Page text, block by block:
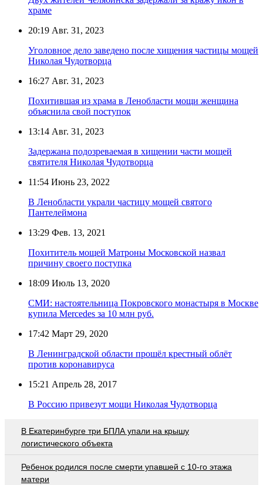
храме
20:19 Авг. 31, 2023
Уголовное дело заведено после хищения частицы мощей
Николая Чудотворца
16:27 Авг. 31, 2023
Похитившая из храма в Ленобласти мощи женщина
объяснила свой поступок
13:14 Авг. 31, 2023
Задержана подозреваемая в хищении части мощей
святителя Николая Чудотворца
11:54 Июнь 23, 2022
В Ленобласти украли частицу мощей святого
Пантелеймона
13:29 Фев. 13, 2021
Похититель мощей Матроны Московской назвал
причину своего поступка
18:09 Июль 13, 2020
СМИ: настоятельница Покровского монастыря в Москве
купила Mercedes за 10 млн руб.
17:42 Март 29, 2020
В Ленинградской области прошёл крестный облёт
против коронавируса
15:21 Апрель 28, 2017
В Россию привезут мощи Николая Чудотворца
В Екатеринбурге три БПЛА упали на крышу
логистического объекта
Ребенок родился после смерти упавшей с 10-го этажа
матери